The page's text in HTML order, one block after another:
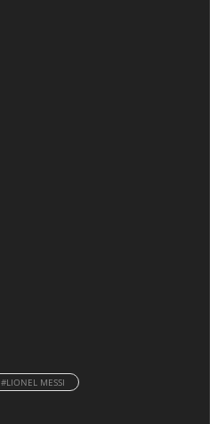
#LIONEL MESSI